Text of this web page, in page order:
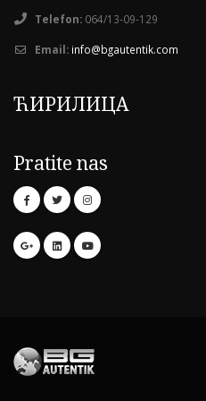
Telefon: 064/13-09-129
Email: info@bgautentik.com
ЋИРИЛИЦА
Pratite nas